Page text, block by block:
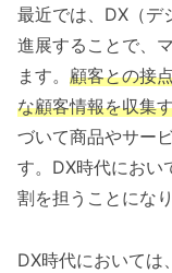
最近では、DX（デ
進展することで、
ます。 顧客との接
な顧客情報を収集
づいて商品やサー
す。DX時代におい
割を担うことになり
DX時代においては